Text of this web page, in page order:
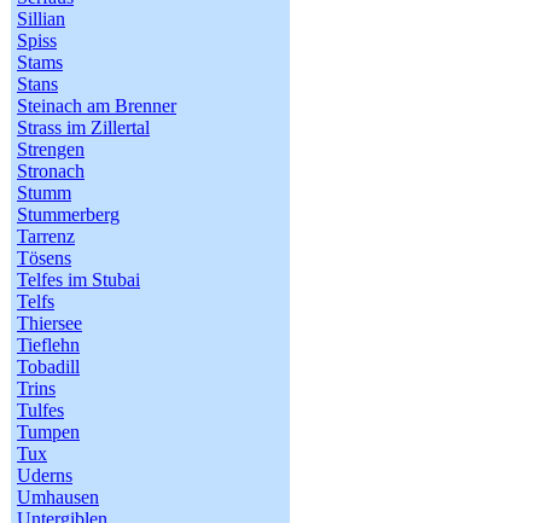
Sillian
Spiss
Stams
Stans
Steinach am Brenner
Strass im Zillertal
Strengen
Stronach
Stumm
Stummerberg
Tarrenz
Tösens
Telfes im Stubai
Telfs
Thiersee
Tieflehn
Tobadill
Trins
Tulfes
Tumpen
Tux
Uderns
Umhausen
Untergiblen